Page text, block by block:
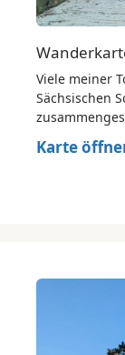
Viele meiner
Sächsischen
Karte